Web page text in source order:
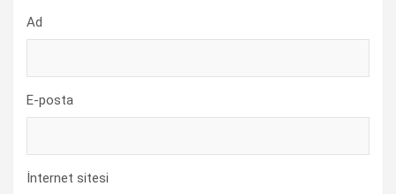
Ad
E-posta
İnternet sitesi